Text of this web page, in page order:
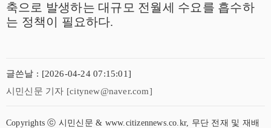
축으로 발생하는 대규모 전월세 수요를 흡수하
는 정책이 필요하다.
글쓴날 : [2026-04-24 07:15:01]
시민신문 기자 [citynew@naver.com]
Copyrights ⓒ 시민신문 & www.citizennews.co.kr, 무단 전재 및 재배